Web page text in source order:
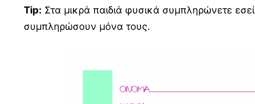
Tip: Στα μικρά παιδιά φυσικά συμπληρώνετε
συμπληρώσουν μόνα τους.